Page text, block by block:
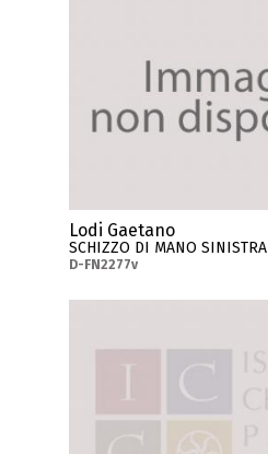
Lodi Gaetano
SCHIZZO DI MANO SINISTRA
D-FN2277v